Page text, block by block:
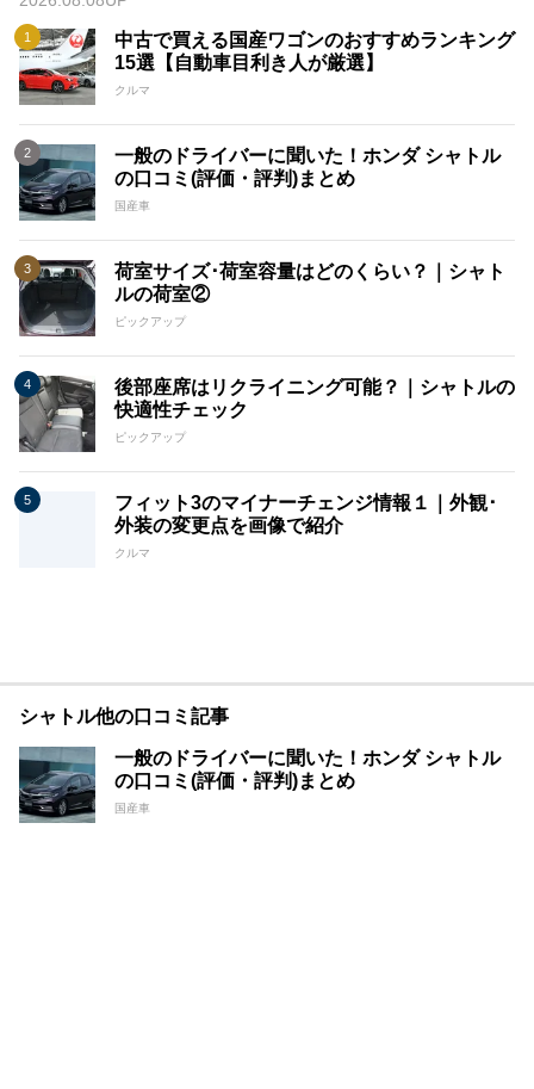
中古で買える国産ワゴンのおすすめランキング
15選【自動車目利き人が厳選】
クルマ
一般のドライバーに聞いた！ホンダ シャトル
の口コミ(評価・評判)まとめ
国産車
荷室サイズ･荷室容量はどのくらい？｜シャト
ルの荷室②
ピックアップ
後部座席はリクライニング可能？｜シャトルの
快適性チェック
ピックアップ
フィット3のマイナーチェンジ情報１｜外観･
外装の変更点を画像で紹介
クルマ
シャトル他の口コミ記事
一般のドライバーに聞いた！ホンダ シャトル
の口コミ(評価・評判)まとめ
国産車